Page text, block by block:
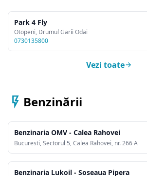
Park 4 Fly
Otopeni, Drumul Garii Odai
0730135800
Vezi toate
Benzinării
Benzinaria OMV - Calea Rahovei
Bucuresti, Sectorul 5, Calea Rahovei, nr. 266 A
Benzinaria Lukoil - Soseaua Pipera